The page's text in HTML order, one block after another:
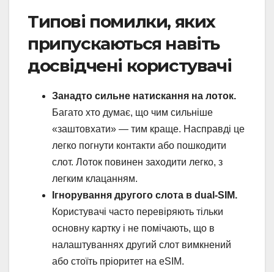
Типові помилки, яких
припускаються навіть
досвідчені користувачі
Занадто сильне натискання на лоток.
Багато хто думає, що чим сильніше
«заштовхати» — тим краще. Насправді це
легко погнути контакти або пошкодити
слот. Лоток повинен заходити легко, з
легким клацанням.
Ігнорування другого слота в dual-SIM.
Користувачі часто перевіряють тільки
основну картку і не помічають, що в
налаштуваннях другий слот вимкнений
або стоїть пріоритет на eSIM.